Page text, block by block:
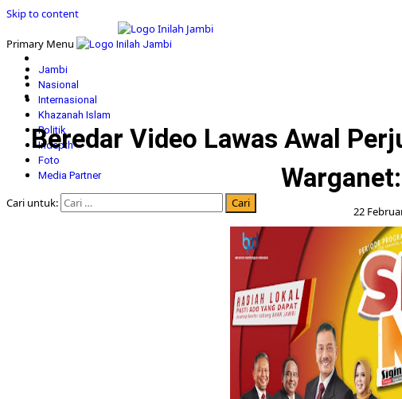
Skip to content
Primary Menu
Jambi
Nasional
Internasional
Khazanah Islam
Politik
Indepth
Foto
Media Partner
Cari untuk:
Beredar Video Lawas Awal
22